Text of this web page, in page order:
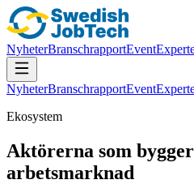
NyheterBranschrapportEvent
NyheterBranschrapportEvent
Ekosystem
Aktörerna som
arbetsmarknad